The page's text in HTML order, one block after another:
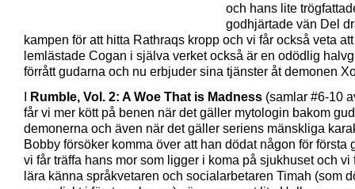
och hans lite
godhjärtade vän Del
kampen för att hitta Rathraqs kropp och vi får också veta
lemlästade Cogan i själva verket också är en odödlig
förrått gudarna och nu erbjuder sina tjänster åt demonen
Rumble, Vol. 2: A Woe That is Madness (samlar #6-10
får vi mer kött på benen när det gäller mytologin bakom
demonerna och även när det gäller seriens mänskliga
Bobby försöker komma över att han dödat någon för första
vi får träffa hans mor som ligger i koma på sjukhuset och vi
lära känna språkvetaren och socialarbetaren Timah (som